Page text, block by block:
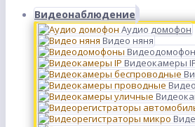
Видеонаблюдение
Аудио домофон
Видео няня
Видеокамеры